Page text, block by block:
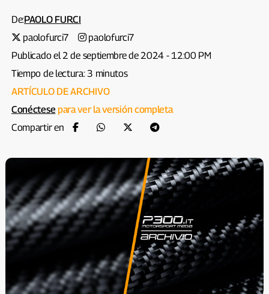
De:PAOLO FURCI
paolofurci7
paolofurci7
Publicado el 2 de septiembre de 2024 - 12:00 PM
Tiempo de lectura: 3 minutos
ARTÍCULO DE ARCHIVO
Conéctese para ver la versión completa
Compartir en